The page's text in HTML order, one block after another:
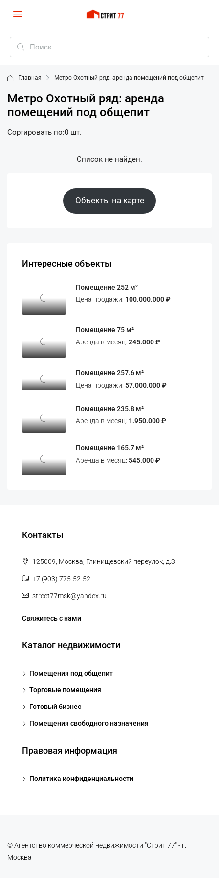
Главная Метро Охотный ряд: аренда помещений под общепит
Метро Охотный ряд: аренда
помещений под общепит
0 шт.
Сортировать по:
Список не найден.
Объекты на карте
Интересные объекты
Помещение 252 м²
Цена продажи: 100.000.000 ₽
Помещение 75 м²
Аренда в месяц: 245.000 ₽
Помещение 257.6 м²
Цена продажи: 57.000.000 ₽
Помещение 235.8 м²
Аренда в месяц: 1.950.000 ₽
Помещение 165.7 м²
Аренда в месяц: 545.000 ₽
Контакты
125009, Москва, Глинищевский переулок, д.3
+7 (903) 775-52-52
street77msk@yandex.ru
Свяжитесь с нами
Каталог недвижимости
Помещения под общепит
Торговые помещения
Готовый бизнес
Помещения свободного назначения
Правовая информация
Политика конфиденциальности
© Агентство коммерческой недвижимости "Стрит 77" - г.
Москва